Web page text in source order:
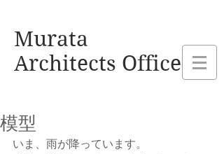
Murata
Architects Office
模型
いま、雨が降っています。